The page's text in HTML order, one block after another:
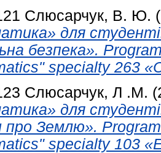
Слюсарчук, В. Ю.
для
безпека».
specialty 263
Слюсарчук, Л .М.
для
про Землю».
specialty 103